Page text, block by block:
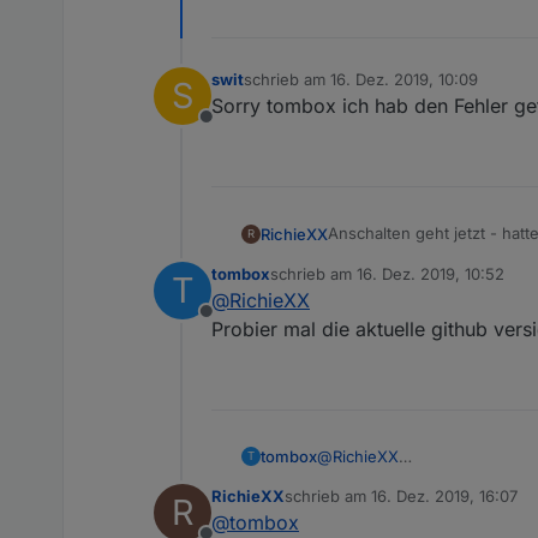
S
Offline
switschrieb am 16. Dez. 2019, 10:09
zuletzt editiert von
Sorry tombox ich hab den Fehler
R RichieXXAnschalten geht jetzt -
2019-12-15
<performAction
2019-12-15
Falsche URL ?
<performAction xmlns="
T
Offline
tomboxschrieb am 16. Dez. 2019, 10:52
zuletzt editiert von
@RichieXX
Probier mal die aktuelle github
T tombox@RichieXX
R RichieXXschrieb am 16. Dez. 2019, 16:07
zuletzt editiert von
@tombox